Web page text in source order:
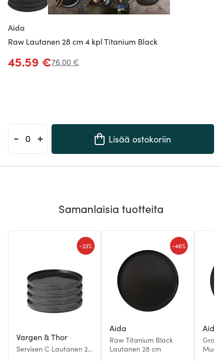
Aida
Raw Lautanen 28 cm 4 kpl Titanium Black
45.59 €76.00 €
- + Lisää ostokoriin
Samanlaisia tuotteita
Vargen & Thor
Servisen C Lautanen 25
-33%
Aida
Raw Titanium Black
Lautanen 28 cm
-46%
Aida